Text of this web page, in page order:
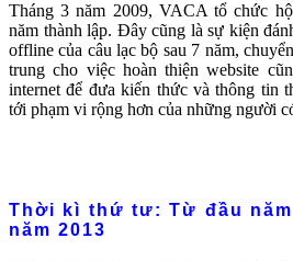
Tháng 3 năm 2009, VACA tổ chức
năm thành lập. Đây cũng là sự kiện
offline của câu lạc bộ sau 7 năm,
trung cho việc hoàn thiện website
internet để đưa kiến thức và thông tin
tới phạm vi rộng hơn của những người
Thời kì thứ tư: Từ đầu năm
năm 2013